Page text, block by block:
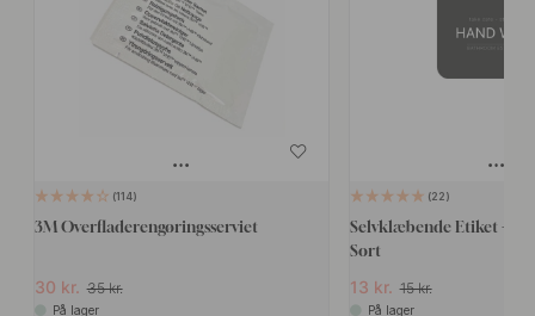
114
3M Overfladerengøringsserviet
30 kr. 35 kr.
På lager
22
Selvklæbende Etiket -
Sort
13 kr. 15 kr.
På lager